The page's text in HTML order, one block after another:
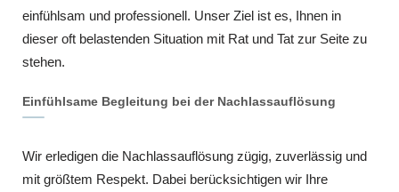
einfühlsam und professionell. Unser Ziel ist es, Ihnen in
dieser oft belastenden Situation mit Rat und Tat zur Seite zu
stehen.
Einfühlsame Begleitung bei der Nachlassauflösung
Wir erledigen die Nachlassauflösung zügig, zuverlässig und
mit größtem Respekt. Dabei berücksichtigen wir Ihre